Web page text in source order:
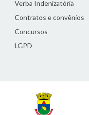
Verba Indenizatória
Contratos e convênios
Concursos
LGPD